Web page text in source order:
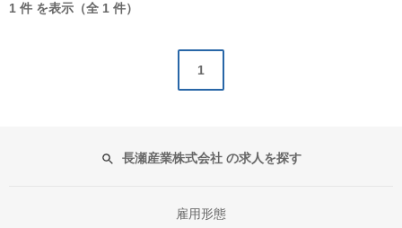
1 件 を表示（全 1 件）
1
長瀬産業株式会社 の求人を探す
雇用形態